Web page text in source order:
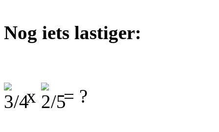
Nog iets lastiger:
x = ?